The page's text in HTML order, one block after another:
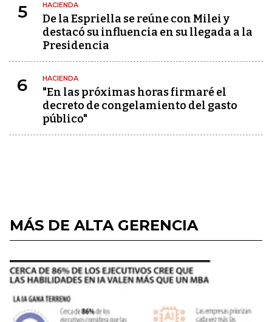
5 HACIENDA
De la Espriella se reúne con Milei y
destacó su influencia en su llegada a la
Presidencia
6 HACIENDA
"En las próximas horas firmaré el
decreto de congelamiento del gasto
público"
MÁS DE ALTA GERENCIA